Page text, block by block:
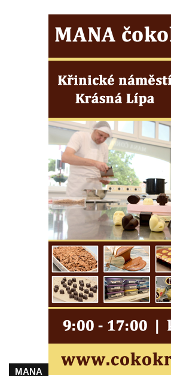
Kenotaf Franze Ruseho na hřbitově v
v Teplicích nad Metují
Hrob Waltera Hilleho na hřbitově ve Vlčí
Hoře
Kenotaf Oskara Ringelhana na hřbitově v
Benešově nad Ploučnicí
Kenotaf Augusta Michela na hřbitově v
Benešově nad Ploučnicí
Hrob Šumových na hřbitově v Benešově
nad Ploučnicí
Hrob Theodora Sommera na hřbitově v
Benešově nad Ploučnicí
Hrob Wendelina Janiche na hřbitově v
Benešově nad Ploučnicí
Hrob Christodoulona Panayiotise na
hřbitově v Benešově nad Ploučnicí
Hrob Franze Wünsche na hřbitově v
Benešově nad Ploučnicí
MANA